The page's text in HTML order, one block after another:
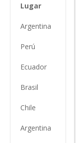
Lugar
Argentina
Perú
Ecuador
Brasil
Chile
Argentina